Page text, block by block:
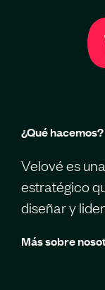
¿Qué hacemos?
Velové es
estratégico
diseñar y
Más sobre